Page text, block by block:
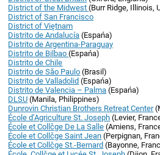
District of the Midwest(Burr Ridge, Illinois,
District of San Francisco
District of Viętnam
Distrito de Andalucía (Espańa)
Distrito de Argentina-Paraguay
Distrito de Bilbao(Espańa)
Distrito de Chile
Distrito de Săo Paulo (Brasil)
Distrito de Valladolid (Espańa)
Distrito de Valencia – Palma (Espańa)
DLSU (Manila, Philippines)
Dunrovin Christian Brothers Retreat Center
École d’Agriculture St. Joseph (Levier,
École et Collčge De La Salle (Amiens,
École et Collčge Saint Jean (Perpignan,
École et Collčge St.-Bernard (Bayonne,